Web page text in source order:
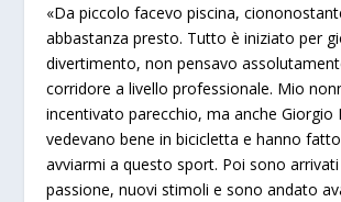
«Da piccolo facevo piscina,
abbastanza presto. Tutto è iniziato per
divertimento, non pensavo
corridore a livello professionale. Mio
incentivato parecchio, ma anche Giorgio
vedevano bene in bicicletta e hanno
avviarmi a questo sport. Poi sono
passione, nuovi stimoli e sono andato